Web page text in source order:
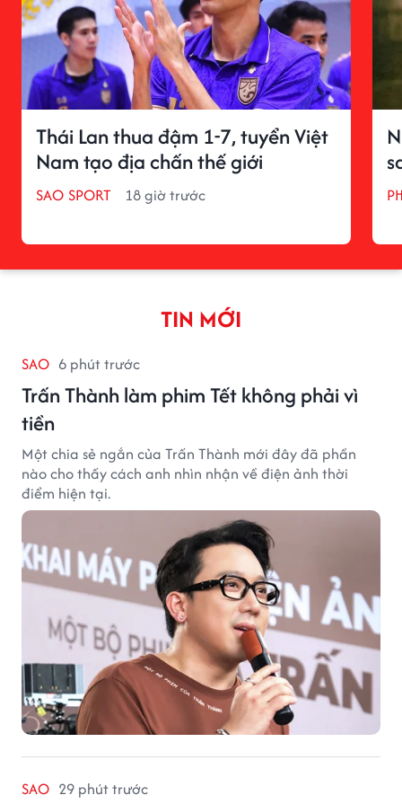
Thái Lan thua đậm 1-7, tuyển Việt
Nam tạo địa chấn thế giới
SAO SPORT 18 giờ trước
TIN MỚI
SAO 6 phút trước
Trấn Thành làm phim Tết không phải vì
tiền
Một chia sẻ ngắn của Trấn Thành mới đây đã phần
nào cho thấy cách anh nhìn nhận về điện ảnh thời
điểm hiện tại.
SAO 29 phút trước